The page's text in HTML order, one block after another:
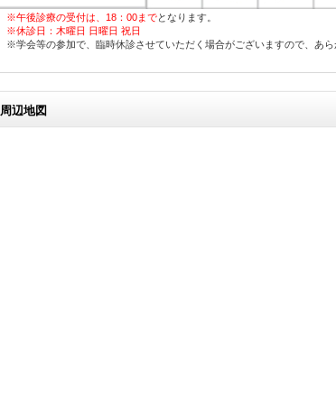
※午後診療の受付は、18：00までとなります。
※休診日：木曜日 日曜日 祝日
※学会等の参加で、臨時休診させていただく場合がございますので、あら
周辺地図